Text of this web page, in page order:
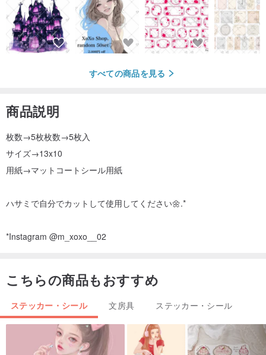
すべての商品を見る
商品説明
枚数→5枚枚数→5枚入
サイズ→13x10
用紙→マットコートシール用紙
ハサミで自分でカットして使用してください🌼.*
*Instagram @m_xoxo__02
こちらの商品もおすすめ
ステッカー・シール 文房具 ステッカー・シール